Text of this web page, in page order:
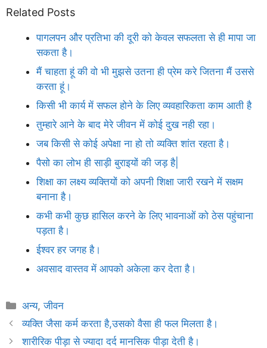
Related Posts
पागलपन और प्रतिभा की दूरी को केवल सफलता से ही मापा जा
सकता है।
मैं चाहता हूं की वो भी मुझसे उतना ही प्रेम करे जितना मैं उससे
करता हूं।
किसी भी कार्य में सफल होने के लिए व्यवहारिकता काम आती है
तुम्हारे आने के बाद मेरे जीवन में कोई दुख नही रहा।
जब किसी से कोई अपेक्षा ना हो तो व्यक्ति शांत रहता है।
पैसो का लोभ ही साड़ी बुराइयों की जड़ है|
शिक्षा का लक्ष्य व्यक्तियों को अपनी शिक्षा जारी रखने में सक्षम
बनाना है।
कभी कभी कुछ हासिल करने के लिए भावनाओं को ठेस पहुंचाना
पड़ता है।
ईश्वर हर जगह है।
अवसाद वास्तव में आपको अकेला कर देता है।
Categories
अन्य,जीवन
व्यक्ति जैसा कर्म करता है,उसको वैसा ही फल मिलता है।
शारीरिक पीड़ा से ज्यादा दर्द मानसिक पीड़ा देती है।